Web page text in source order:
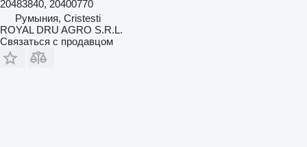
20483840, 20400770
Румыния, Cristesti
ROYAL DRU AGRO S.R.L.
Связаться с продавцом